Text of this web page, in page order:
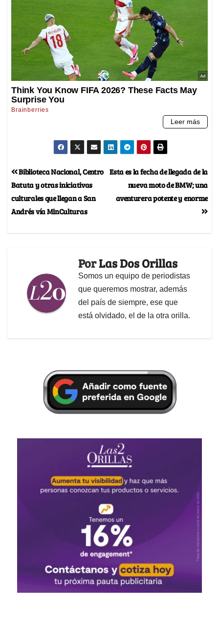
Esta es la fecha de llegada de la
nueva moto de BMW; una
aventurera potente y enorme
Biblioteca Nacional, Centro
Batuta y otras iniciativas
culturales que llegan a San
Andrés vía MinCulturas
PorLas Dos Orillas
Somos un equipo de periodistas
que queremos mostrar, además
del país de siempre, ese que
está olvidado, el de la otra orilla.